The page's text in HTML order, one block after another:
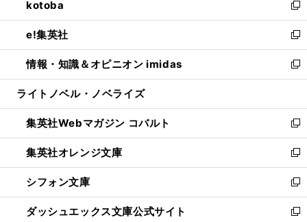
く
で
開
く
ド
ウ
で
開
く
ィ
ン
ド
ウ
で
開
い
ウ
ィ
ン
ド
ウ
開
く
kotoba
新
し
い
ウ
ィ
ン
ウ
で
開
く
e!集英社
新
し
い
ウ
ン
ド
ウ
で
開
く
情報・知識＆オピニオン imidas
新
し
ウ
ィ
ン
ド
ウ
で
開
く
ライトノベル・ノベライズ
集英社Webマガジン コバルト
新
し
い
ウ
ィ
ン
ド
集英社オレンジ文庫
新
し
い
ウ
ィ
シフォン文庫
新
し
い
ダッシュエックス文庫公式サイト
新